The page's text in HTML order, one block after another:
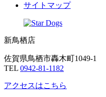
サイトマップ
新鳥栖店
佐賀県鳥栖市轟木町1049-1
TEL 0942-81-1182
アクセスはこちら